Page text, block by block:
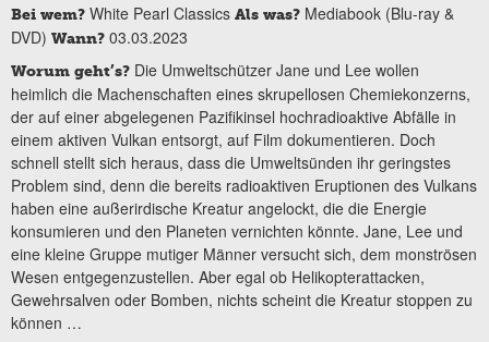
Bei wem? White Pearl Classics Als was? Mediabook (Blu-ray &
DVD) Wann? 03.03.2023
Worum geht’s? Die Umweltschützer Jane und Lee wollen
heimlich die Machenschaften eines skrupellosen Chemiekonzerns,
der auf einer abgelegenen Pazifikinsel hochradioaktive Abfälle in
einem aktiven Vulkan entsorgt, auf Film dokumentieren. Doch
schnell stellt sich heraus, dass die Umweltsünden ihr geringstes
Problem sind, denn die bereits radioaktiven Eruptionen des Vulkans
haben eine außerirdische Kreatur angelockt, die die Energie
konsumieren und den Planeten vernichten könnte. Jane, Lee und
eine kleine Gruppe mutiger Männer versucht sich, dem monströsen
Wesen entgegenzustellen. Aber egal ob Helikopterattacken,
Gewehrsalven oder Bomben, nichts scheint die Kreatur stoppen zu
können …